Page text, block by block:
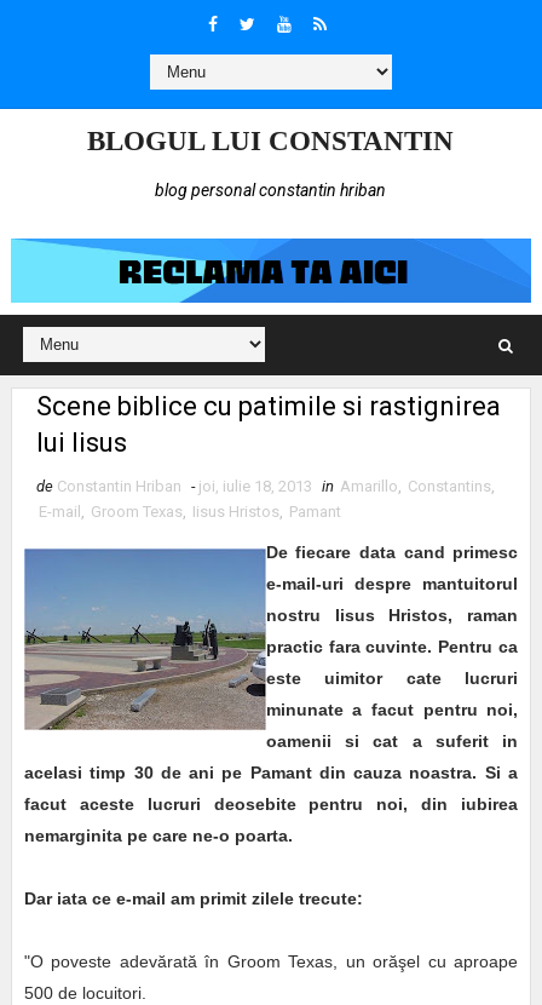
BLOGUL LUI CONSTANTIN
blog personal constantin hriban
Scene biblice cu patimile si rastignirea
lui Iisus
de Constantin Hriban - joi, iulie 18, 2013 in Amarillo, Constantins,
E-mail , Groom Texas, Iisus Hristos, Pamant
De fiecare data cand primesc
e-mail-uri despre mantuitorul
nostru Iisus Hristos, raman
practic fara cuvinte. Pentru ca
este uimitor cate lucruri
minunate a facut pentru noi,
oamenii si cat a suferit in
acelasi timp 30 de ani pe Pamant din cauza noastra. Si a
facut aceste lucruri deosebite pentru noi, din iubirea
nemarginita pe care ne-o poarta.
Dar iata ce e-mail am primit zilele trecute:
"O poveste adevărată în Groom Texas, un orăşel cu aproape
500 de locuitori.